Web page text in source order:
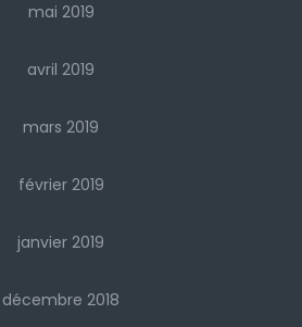
mai 2019
avril 2019
mars 2019
février 2019
janvier 2019
décembre 2018